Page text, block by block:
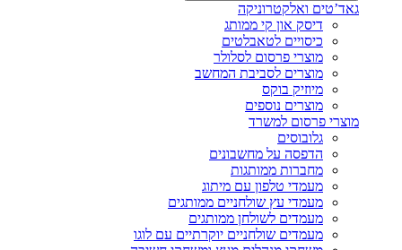
גאד’טים ואלקטרוניקה
דיסק און קי ממותג
כיסויים לטאבלטים
מוצרי פרסום לסלולר
מוצרים לסביבת המחשב
מיוזיק בוקס
מוצרים נוספים
מוצרי פרסום למשרד
גלובוסים
הדפסה על מחשבונים
מחברות ממותגות
מעמדי טלפון עם מיתוג
מעמדי עץ שולחניים ממותגים
מעמדים לשולחן ממותגים
מעמדים שולחניים יוקרתיים עם לוגו